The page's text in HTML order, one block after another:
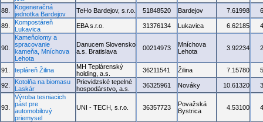
88.
Kogeneračná
jednotka Bardejov
TeHo Bardejov, s.r.o. 51848520 Bardejov 7.61998
89.
Kompostáreň
Lukavica
EBA s.r.o. 31376134 Lukavica 6.62185
90.
Kameňolomy a
spracovanie
kameňa, Mníchova
Lehota
Danucem Slovensko
a.s. Bratislava
00214973
Mníchova
Lehota
3.92234
91. tepláreň Žilina
MH Teplárenský
holding, a.s.
36211541 Žilina 7.15780
92.
Kotolňa na biomasu
Laskár
Prievidzské tepelné
hospodárstvo, a.s.
36325961 Nováky 10.61320
93.
Výroba tesniacich
pást pre
automobilový
priemysel
UNI - TECH, s.r.o. 36357723
Považská
Bystrica
4.53100